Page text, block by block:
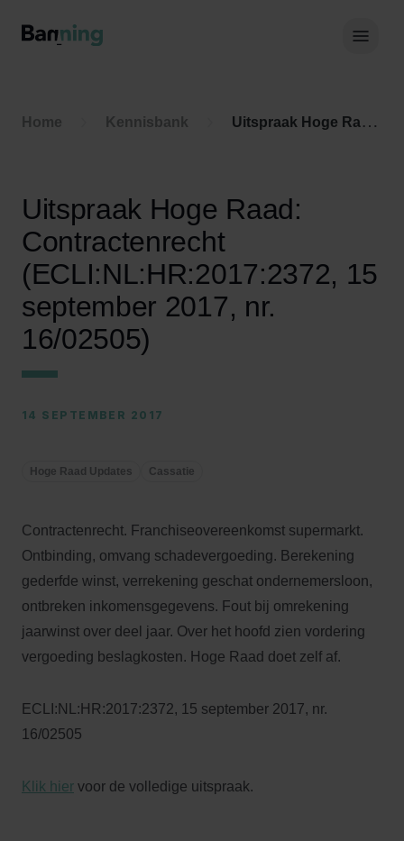
Home Kennisbank Uitspraak Hoge Raad: Contractenrecht (ECLI:NL:HR:2017:2372, 15 september 2017, nr. 16/02505)
Uitspraak Hoge Raad:
Contractenrecht
(ECLI:NL:HR:2017:2372, 15
september 2017, nr.
16/02505)
14 SEPTEMBER 2017
Hoge Raad Updates Cassatie
Contractenrecht. Franchiseovereenkomst supermarkt.
Ontbinding, omvang schadevergoeding. Berekening
gederfde winst, verrekening geschat ondernemersloon,
ontbreken inkomensgegevens. Fout bij omrekening
jaarwinst over deel jaar. Over het hoofd zien vordering
vergoeding beslagkosten. Hoge Raad doet zelf af.
ECLI:NL:HR:2017:2372, 15 september 2017, nr.
16/02505
Klik hier voor de volledige uitspraak.